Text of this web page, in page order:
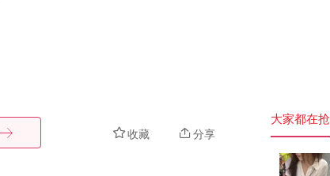
收藏 分享
大家都在抢